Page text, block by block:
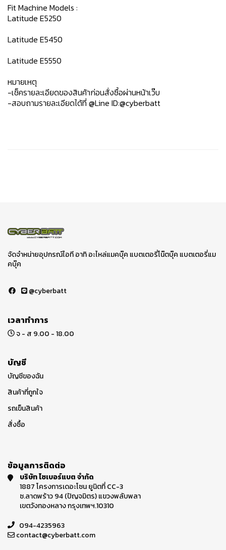
Fit Machine Models :
Latitude E5250
Latitude E5450
Latitude E5550
หมายเหตุ
-เช็ครายละเอียดของสินค้าก่อนสั่งซื้อผ่านหน้าเว๊บ
-สอบถามรายละเอียดได้ที่ @Line ID:@cyberbatt
จัดจำหน่ายอุปกรณ์ไอที อาทิ อะไหล่แมคบุ๊ค แบตเตอรี่โน๊ตบุ๊ค แบตเตอรี่แม
คบุ๊ค
@cyberbatt
เวลาทำการ
จ - ส 9.00 - 18.00
บัญชี
บัญชีของฉัน
สินค้าที่ถูกใจ
รถเข็นสินค้า
สั่งซื้อ
ข้อมูลการติดต่อ
บริษัท ไซเบอร์แบต จำกัด
1887 โครงการเดอะโซน ยูนิตที่ CC-3
ซ.ลาดพร้าว 94 (ปัญจมิตร) แขวงพลับพลา
เขตวังทองหลาง กรุงเทพฯ.10310
094-4235963
contact@cyberbatt.com